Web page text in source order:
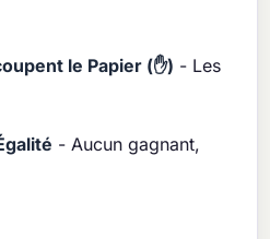
le Papier (✋) - Les
- Aucun gagnant,